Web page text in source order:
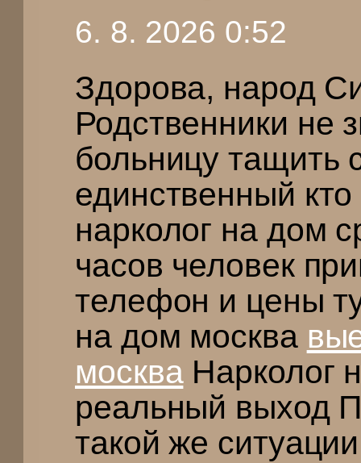
6. 8. 2026 0:52
Здорова, народ
Родственники не
больницу тащить
единственный
нарколог на дом
часов человек
телефон и цены
на дом москва
москваНарколог
реальный выход
такой же ситуации